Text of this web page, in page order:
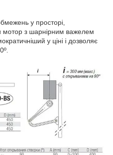
у просторі,
мотор з шарнірним важелем
у ціні і дозволяє